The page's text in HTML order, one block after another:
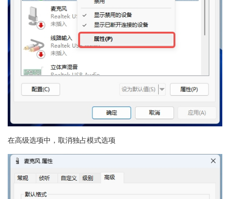
在高级选项中，取消独占模式选项